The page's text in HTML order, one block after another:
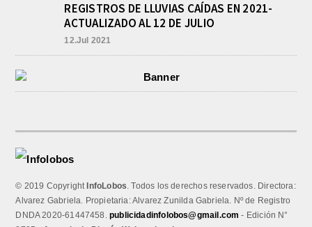
REGISTROS DE LLUVIAS CAÍDAS EN 2021-
ACTUALIZADO AL 12 DE JULIO
12.Jul 2021
© 2019 CopyrightInfoLobos . Todos los derechos reservados. Directora:
Alvarez Gabriela. Propietaria: Alvarez Zunilda Gabriela. Nº de Registro
DNDA 2020-61447458.publicidadinfolobos@gmail.com - Edición N°